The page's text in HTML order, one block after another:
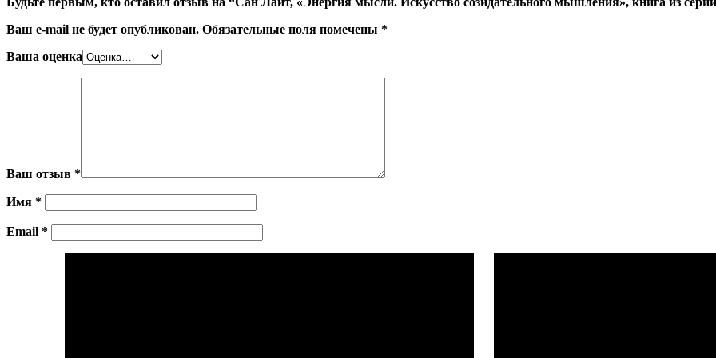
Ваш e-mail не будет опубликован. Обязательные поля помечены *
Ваша оценка
Ваш отзыв *
Имя *
Email *